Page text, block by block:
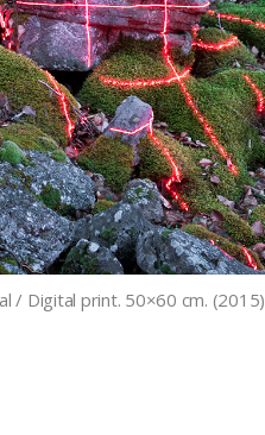
/ Digital print. 50×60 cm. (2015)